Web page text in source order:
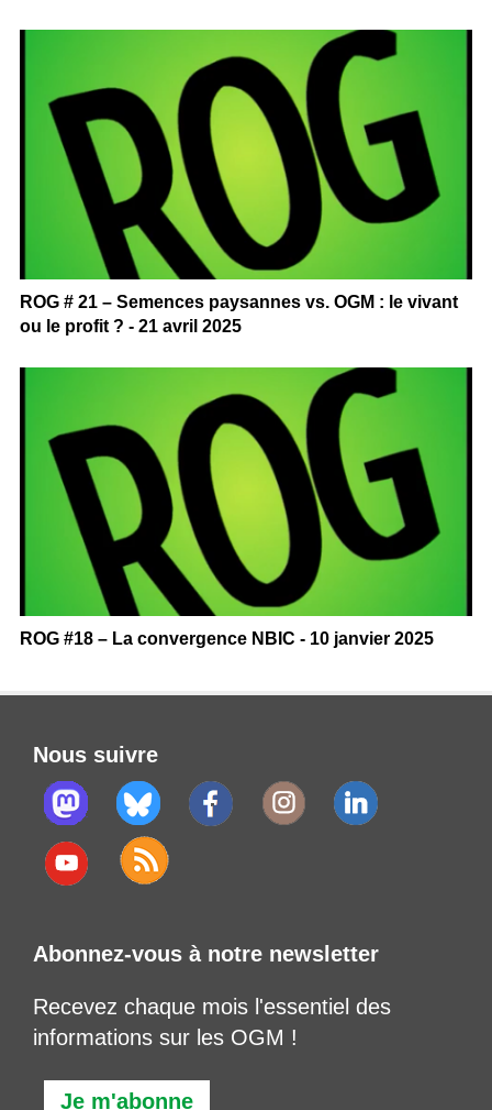
ROG # 21 – Semences paysannes vs. OGM : le vivant
ou le profit ? - 21 avril 2025
ROG #18 – La convergence NBIC - 10 janvier 2025
Nous suivre
Abonnez-vous à notre newsletter
Recevez chaque mois l'essentiel des
informations sur les OGM !
Je m'abonne